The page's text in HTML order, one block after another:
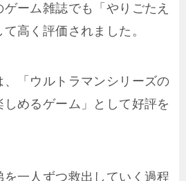
ーム雑誌でも「やりごたえ
高く評価されました。
「ウルトラマンシリーズの
めるゲーム」として好評を
一人ずつ救出していく過程